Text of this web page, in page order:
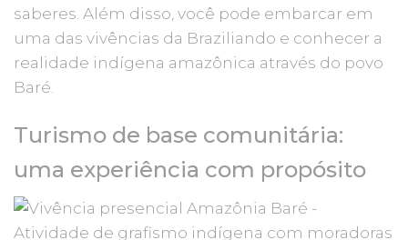
saberes. Além disso, você pode embarcar em
uma das vivências da Braziliando e conhecer a
realidade indígena amazônica através do povo
Baré.
Turismo de base comunitária:
uma experiência com propósito